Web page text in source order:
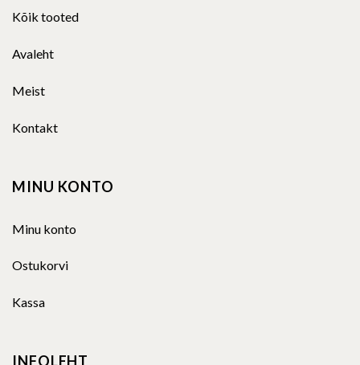
Kõik tooted
Avaleht
Meist
Kontakt
MINU KONTO
Minu konto
Ostukorvi
Kassa
INFOLEHT